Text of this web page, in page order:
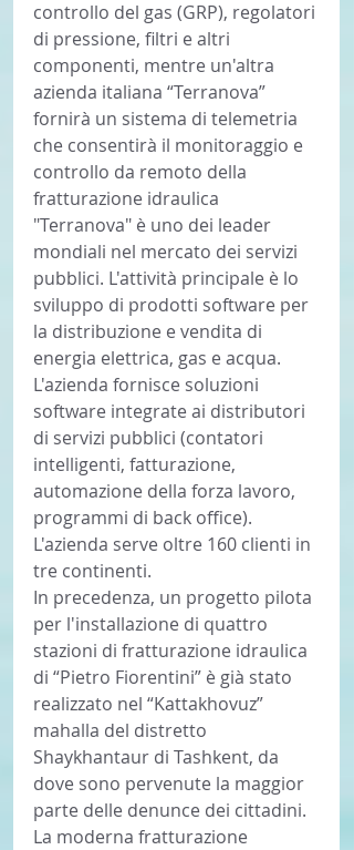
controllo del gas (GRP), regolatori
di pressione, filtri e altri
componenti, mentre un'altra
azienda italiana “Terranova”
fornirà un sistema di telemetria
che consentirà il monitoraggio e
controllo da remoto della
fratturazione idraulica
"Terranova" è uno dei leader
mondiali nel mercato dei servizi
pubblici. L'attività principale è lo
sviluppo di prodotti software per
la distribuzione e vendita di
energia elettrica, gas e acqua.
L'azienda fornisce soluzioni
software integrate ai distributori
di servizi pubblici (contatori
intelligenti, fatturazione,
automazione della forza lavoro,
programmi di back office).
L'azienda serve oltre 160 clienti in
tre continenti.
In precedenza, un progetto pilota
per l'installazione di quattro
stazioni di fratturazione idraulica
di “Pietro Fiorentini” è già stato
realizzato nel “Kattakhovuz”
mahalla del distretto
Shaykhantaur di Tashkent, da
dove sono pervenute la maggior
parte delle denunce dei cittadini.
La moderna fratturazione